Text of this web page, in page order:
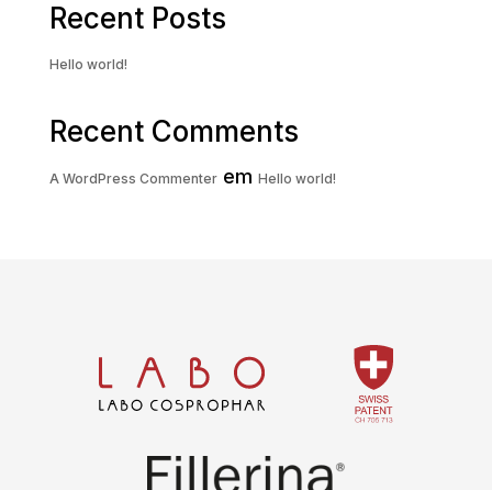
Recent Posts
Hello world!
Recent Comments
A WordPress Commenterem Hello world!